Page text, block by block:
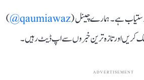
دستیاب ہے۔ ہمارے چینل (qaumiawaz@
)
کریں اور تازہ ترین خبروں سے اپ ڈیٹ رہیں۔
ADVERTISEMENT